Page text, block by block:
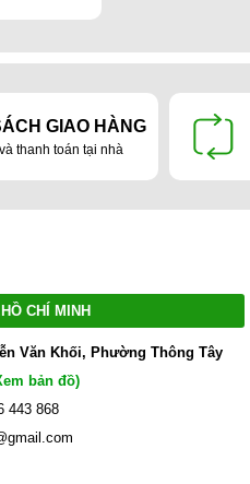
GIAO HÀNG
thanh toán tại nhà
CHÍ MINH
Văn Khối, Phường Thông Tây
bản đồ)
443 868